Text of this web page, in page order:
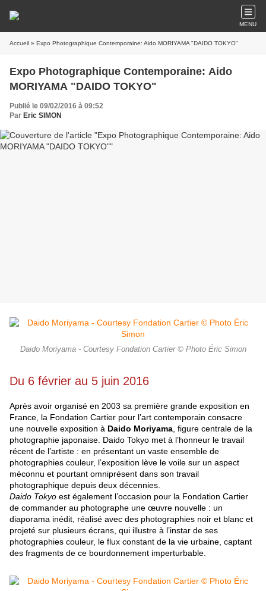
MENU
Accueil » Expo Photographique Contemporaine: Aido MORIYAMA "DAIDO TOKYO"
Expo Photographique Contemporaine: Aido
MORIYAMA "DAIDO TOKYO"
Publié le 09/02/2016 à 09:52
Par Eric SIMON
Daido Moriyama - Courtesy Fondation Cartier © Photo Éric Simon
Du 6 février au 5 juin 2016
Après avoir organisé en 2003 sa première grande exposition en
France, la Fondation Cartier pour l’art contemporain consacre
une nouvelle exposition à Daido Moriyama , figure centrale de la
photographie japonaise. Daido Tokyo met à l’honneur le travail
récent de l’artiste : en présentant un vaste ensemble de
photographies couleur, l’exposition lève le voile sur un aspect
méconnu et pourtant omniprésent dans son travail
photographique depuis deux décennies.
Daido Tokyo est également l’occasion pour la Fondation Cartier
de commander au photographe une œuvre nouvelle : un
diaporama inédit, réalisé avec des photographies noir et blanc et
projeté sur plusieurs écrans, qui illustre à l’instar de ses
photographies couleur, le flux constant de la vie urbaine, captant
des fragments de ce bourdonnement imperturbable.